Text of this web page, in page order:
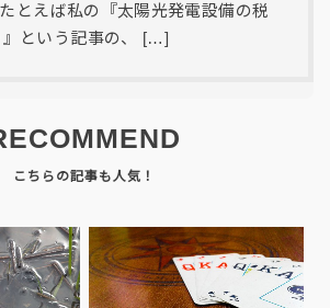
とえば私の『太陽光発電設備の税
という記事の、 […]